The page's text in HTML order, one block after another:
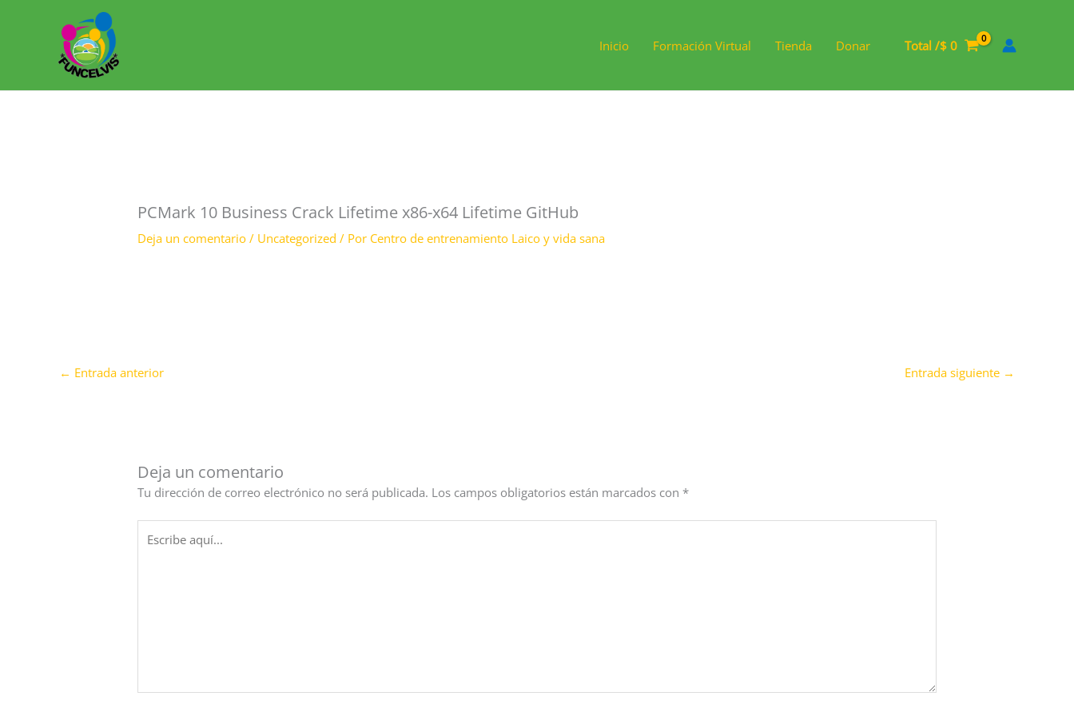
Inicio Formación Virtual Tienda Donar Total /$ 0
PCMark 10 Business Crack Lifetime x86-x64 Lifetime GitHub
Deja un comentario / Uncategorized / Por Centro de entrenamiento Laico y vida sana
← Entrada anterior Entrada siguiente →
Deja un comentario
Tu dirección de correo electrónico no será publicada. Los campos obligatorios están marcados con *
aquí...